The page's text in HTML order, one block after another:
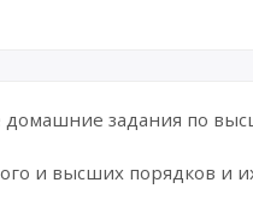
задания по
и высших порядков и